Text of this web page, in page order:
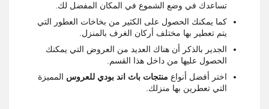
تساعدك في وضع الشموع في المكان المفضل لك.
كما يمكنك الحصول على الكثير من بخاخات العطور التي
يتم تعطير بها مختلف أركان الغرف بالمنزل.
الجدير بالذكر أن هناك العديد من العروض التي يمكنك
الحصول عليها من داخل هذا القسم.
اختر أفضل أنواع منتجات باث اند بودي للعروس المميزة
التي تعطرين بها منزلك.